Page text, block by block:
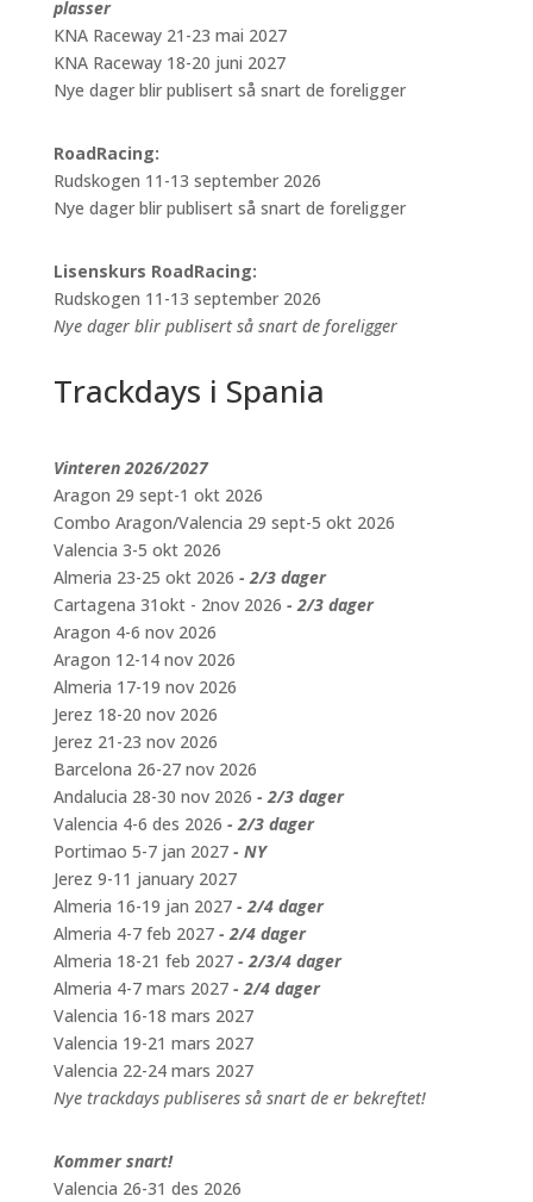
plasser
KNA Raceway 21-23 mai 2027
KNA Raceway 18-20 juni 2027
Nye dager blir publisert så snart de foreligger
RoadRacing:
Rudskogen 11-13 september 2026
Nye dager blir publisert så snart de foreligger
Lisenskurs RoadRacing:
Rudskogen 11-13 september 2026
Nye dager blir publisert så snart de foreligger
Trackdays i Spania
Vinteren 2026/2027
Aragon 29 sept-1 okt 2026
Combo Aragon/Valencia 29 sept-5 okt 2026
Valencia 3-5 okt 2026
Almeria 23-25 okt 2026 - 2/3 dager
Cartagena 31okt - 2nov 2026 - 2/3 dager
Aragon 4-6 nov 2026
Aragon 12-14 nov 2026
Almeria 17-19 nov 2026
Jerez 18-20 nov 2026
Jerez 21-23 nov 2026
Barcelona 26-27 nov 2026
Andalucia 28-30 nov 2026 - 2/3 dager
Valencia 4-6 des 2026 - 2/3 dager
Portimao 5-7 jan 2027 - NY
Jerez 9-11 january 2027
Almeria 16-19 jan 2027 - 2/4 dager
Almeria 4-7 feb 2027 - 2/4 dager
Almeria 18-21 feb 2027 - 2/3/4 dager
Almeria 4-7 mars 2027 - 2/4 dager
Valencia 16-18 mars 2027
Valencia 19-21 mars 2027
Valencia 22-24 mars 2027
Nye trackdays publiseres så snart de er bekreftet!
Kommer snart!
Valencia 26-31 des 2026